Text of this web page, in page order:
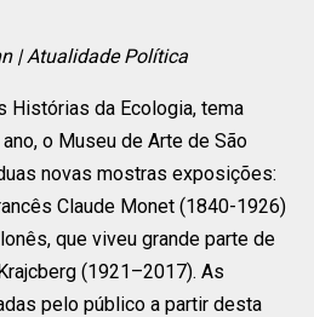
| Atualidade Política
Histórias da Ecologia, tema
o Museu de Arte de São
novas mostras exposições:
Claude Monet (1840-1926)
que viveu grande parte de
(1921–2017). As
pelo público a partir desta